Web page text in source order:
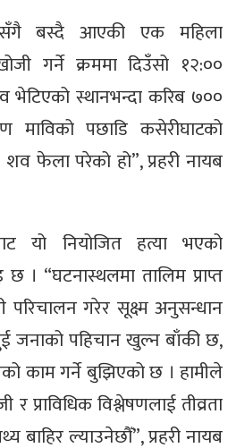
बस्दै आएकी एक महिला
गर्ने क्रममा दिउँसो १२:००
स्थानभन्दा करिब ७००
माविको पछाडि कसेरीघाटको
फेला परेको हो”, प्रहरी नायब
यो नियोजित हत्या भएको
। “घटनास्थलमा तालिम प्राप्त
गरेर सूक्ष्म अनुसन्धान
जनाको पहिचान खुल्न बाँकी छ,
काम गर्ने बुझिएको छ । हामीले
प्राविधिक विश्लेषणलाई तीव्रता
बाहिर ल्याउनेछौँ”, प्रहरी नायब